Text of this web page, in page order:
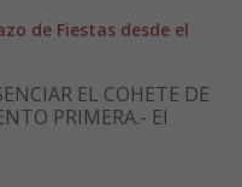
de Fiestas desde el
EL COHETE DE
PRIMERA.- El